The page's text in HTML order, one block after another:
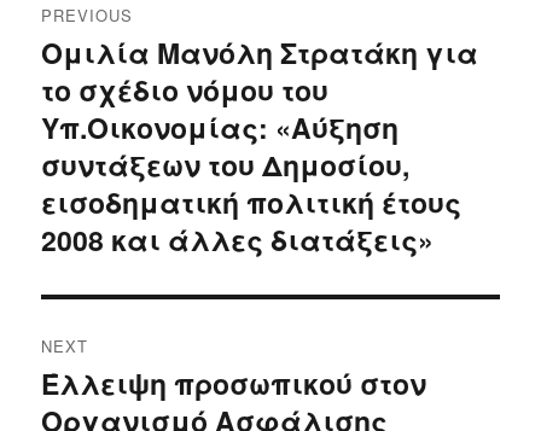
navigation
PREVIOUS
Previous
post:
Ομιλία Μανόλη Στρατάκη για
το σχέδιο νόμου του
Υπ.Οικονομίας: «Αύξηση
συντάξεων του Δημοσίου,
εισοδηματική πολιτική έτους
2008 και άλλες διατάξεις»
NEXT
Next
post:
Έλλειψη προσωπικού στον
Οργανισμό Ασφάλισης